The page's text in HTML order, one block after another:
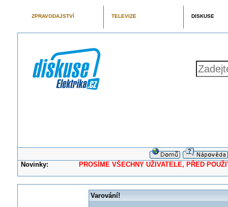
ZPRAVODAJSTVÍ TELEVIZE DISKUSE
Novinky: PROSÍME VŠECHNY UŽIVATELE, PŘED
Varování!